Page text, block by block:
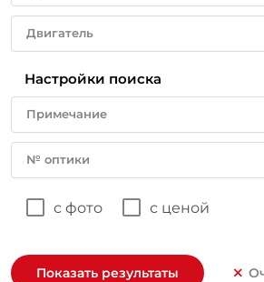
Двигатель
Настройки поиска
Примечание
№ оптики
с фото с ценой
Показать результаты